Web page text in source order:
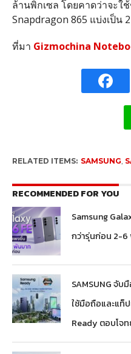
ล้านพิกเซล โดยคาดว่าจะใ
Snapdragon 865 แบ่งเป็น
ที่มา Gizmochina
RELATED ITEMS: SAMSUNG,
RECOMMENDED FOR YOU
Samsung
กว่ารุ่นก่อน 2-6
SAMSUNG จับ
ใช้มือถือและแท็
Ready ตอบโจ